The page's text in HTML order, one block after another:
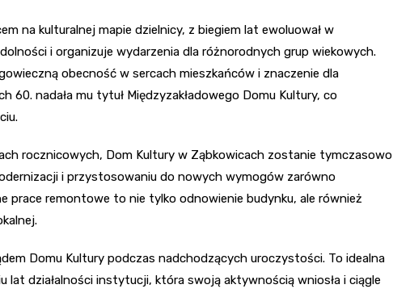
na kulturalnej mapie dzielnicy, z biegiem lat ewoluował w
i organizuje wydarzenia dla różnorodnych grup wiekowych.
obecność w sercach mieszkańców i znaczenie dla
60. nadała mu tytuł Międzyzakładowego Domu Kultury, co
rocznicowych, Dom Kultury w Ząbkowicach zostanie tymczasowo
i przystosowaniu do nowych wymogów zarówno
prace remontowe to nie tylko odnowienie budynku, ale również
Domu Kultury podczas nadchodzących uroczystości. To idealna
lat działalności instytucji, która swoją aktywnością wniosła i ciągle